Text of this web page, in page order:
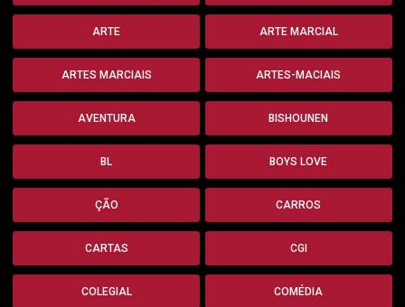
ARTE ARTE MARCIAL
ARTES MARCIAIS ARTES-MACIAIS
AVENTURA BISHOUNEN
BL BOYS LOVE
ÇÃO CARROS
CARTAS CGI
COLEGIAL COMÉDIA